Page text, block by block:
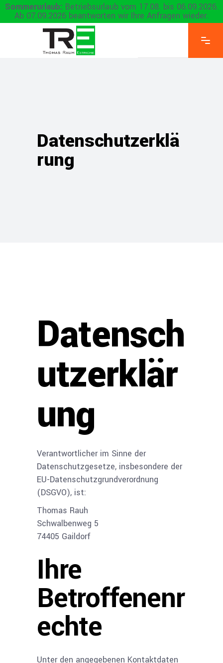
Sommerurlaub: Betriebsurlaub vom 17.08. bis 06.09.2026.
Ab 07.09.2026 beantworten wir Ihre Anfragen wieder.
Datenschutzerklä
rung
Datensch
utzerklär
ung
Verantwortlicher im Sinne der
Datenschutzgesetze, insbesondere der
EU-Datenschutzgrundverordnung
(DSGVO), ist:
Thomas Rauh
Schwalbenweg 5
74405 Gaildorf
Ihre
Betroffenenr
echte
Unter den angegebenen Kontaktdaten